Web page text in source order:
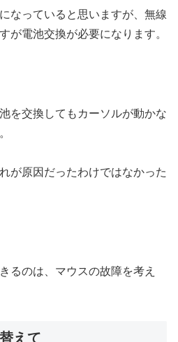
なっていると思いますが、無線
が電池交換が必要になります。
を交換してもカーソルが動かな
が原因だったわけではなかった
るのは、マウスの故障を考え
えて